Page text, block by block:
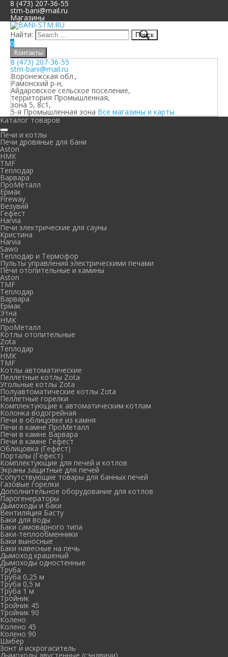
8 (473) 207-36-55
stm-bani@mail.ru
Магазины
Найти:
0
Контакты
8 (473) 207-36-55
stm-bani@mail.ru
Воронежская обл.,
Рамонский р-н,
Айдаровское сельское поселение,
территория Промышленная,
зона 5, 8с1,
5-я Промышленная зона Все магазины и карты
Каталог товаров
Печи и котлы
Печи дровяные для бани
Aston
НМК
TMF
Теплодар
Варвара
ПроМеталл
Ермак
Fireway
Везувий
Гефест
Harvia
Печи электрические для сауны
Кристина
Harvia
Sawo
Теплодар и Термофор
Пульты управления электрическими печами
Печи отопительные и камины
Aston
TMF
Теплодар
Варвара
Ермак
Этна
НМК
ПроМеталл
Котлы отопительные
Zota
Теплодар
НМК
TMF
Котлы автоматические
Пеллетные котлы Zota
Угольные котлы Zota
Полуавтоматические котлы Zota
Пеллетные горелки
Комплектующие к автоматическим котлам
Колонка водогрейная
Печи в облицовке из камня
Печи в камне ПроМеталл
Печи в камне Варвара
Печи в камне Гефест
Облицовка (Гефест)
Порталы (Гефест)
Комплектующие для печей и котлов
Экраны защитные для печей
Сопутствующие товары для банных печей
Газовые горелки
Дополнительное оборудование для котлов
Парогенераторы
Дымоходы и баки
Вентиляция Басту
Баки для воды
Баки самоварного типа
Баки-теплообменники
Баки выносные
Баки навесные на печь
Дымоход крашеный
Дымоходы одностенные
Труба
Труба 0,25 м
Труба 0,5 м
Труба 1 м
Тройник
Тройник 45
Тройник 90
Колено
Колено 45
Колено 90
Шибер
Зонт и искрогаситель